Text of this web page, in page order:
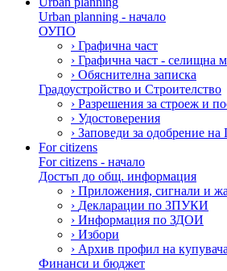
Urban planning - начало
ОУПО
› Графична част
› Графична част - селищна
› Обяснителна записка
Градоустройство и Строителство
› Разрешения за строеж и
› Удостоверения
› Заповеди за одобрение
For citizens
For citizens - начало
Достъп до общ. информация
› Приложения, сигнали и
› Декларации по ЗПУКИ
› Информация по ЗДОИ
› Избори
› Архив профил на купувача
Финанси и бюджет